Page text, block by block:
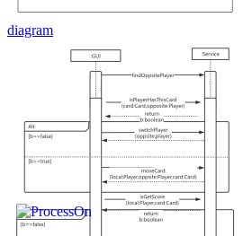
diagram